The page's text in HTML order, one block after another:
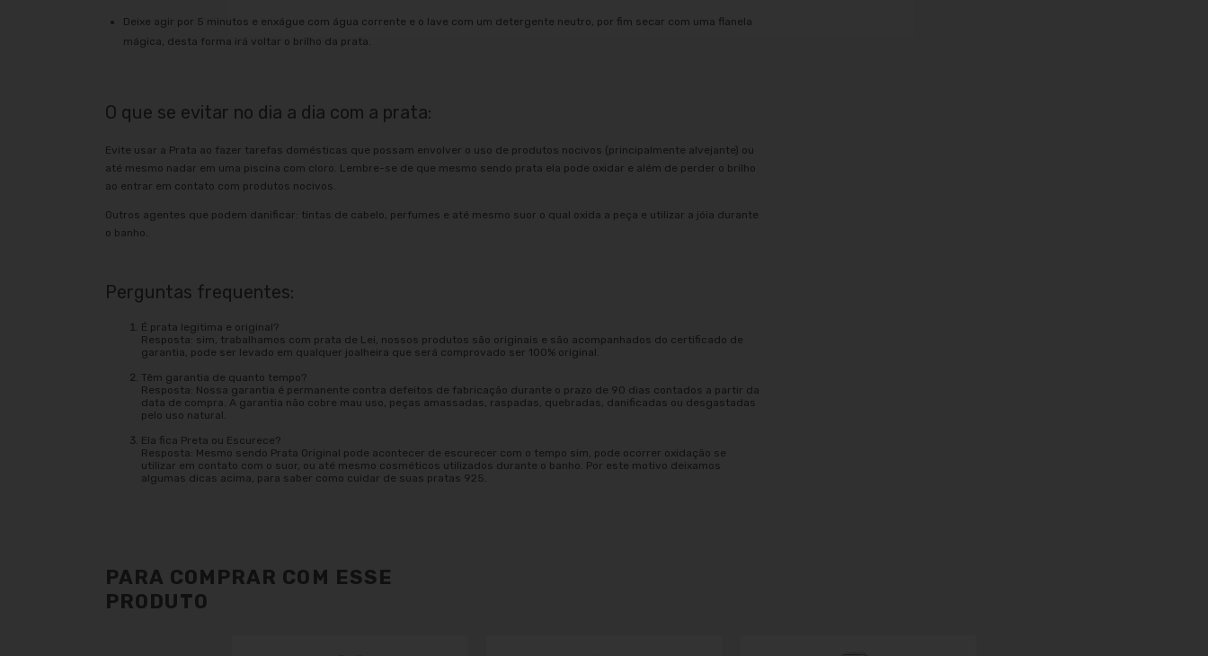
Deixe agir por 5 minutos e enxágue com água corrente e o lave com um detergente neutro, por fim secar com uma flanela
mágica, desta forma irá voltar o brilho da prata.
O que se evitar no dia a dia com a prata:
Evite usar a Prata ao fazer tarefas domésticas que possam envolver o uso de produtos nocivos (principalmente alvejante) ou
até mesmo nadar em uma piscina com cloro. Lembre-se de que mesmo sendo prata ela pode oxidar e além de perder o brilho
ao entrar em contato com produtos nocivos.
Outros agentes que podem danificar: tintas de cabelo, perfumes e até mesmo suor o qual oxida a peça e utilizar a jóia durante
o banho.
Perguntas frequentes:
É prata legitima e original?
Resposta: sim, trabalhamos com prata de Lei, nossos produtos são originais e são acompanhados do certificado de
garantia, pode ser levado em qualquer joalheira que será comprovado ser 100% original.
Têm garantia de quanto tempo?
Resposta: Nossa garantia é permanente contra defeitos de fabricação durante o prazo de 90 dias contados a partir da
data de compra. A garantia não cobre mau uso, peças amassadas, raspadas, quebradas, danificadas ou desgastadas
pelo uso natural.
Ela fica Preta ou Escurece?
Resposta: Mesmo sendo Prata Original pode acontecer de escurecer com o tempo sim, pode ocorrer oxidação se
utilizar em contato com o suor, ou até mesmo cosméticos utilizados durante o banho. Por este motivo deixamos
algumas dicas acima, para saber como cuidar de suas pratas 925.
PARA COMPRAR COM ESSE
PRODUTO